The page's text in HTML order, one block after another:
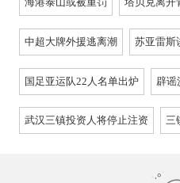
中超大牌外援逃离潮 苏亚雷斯
国足亚运队22人名单出炉 辟谣
武汉三镇投资人将停止注资 三